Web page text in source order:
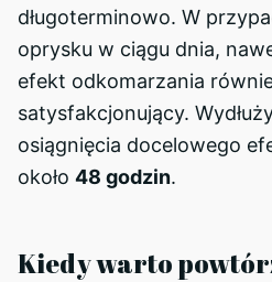
długoterminowo. W
oprysku w ciągu dnia,
efekt odkomarzania
satysfakcjonujący.
osiągnięcia docelowego
około 48 godzin.
Kiedy warto